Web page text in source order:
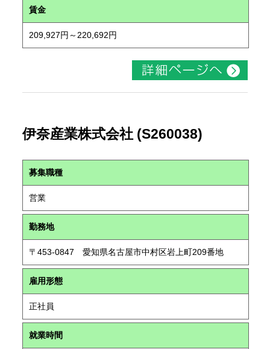
賃金
209,927円～220,692円
伊奈産業株式会社 (S260038)
募集職種
営業
勤務地
〒453-0847 愛知県名古屋市中村区岩上町209番地
雇用形態
正社員
就業時間